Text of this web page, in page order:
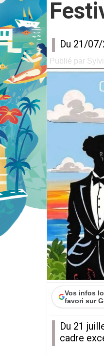
Du 21/
Publié par
Vos infos
favori sur
Du 21
cadre